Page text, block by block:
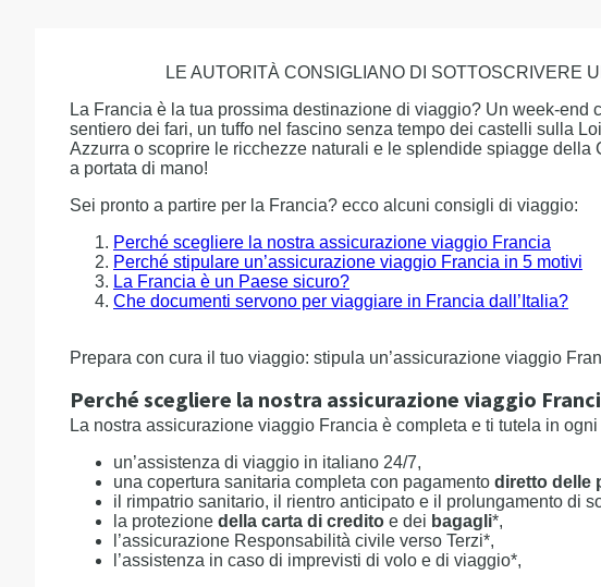
LE AUTORITÀ CONSIGLIANO DI SOTTOSCRIVERE
La Francia è la tua prossima destinazione di viaggio? Un week-end
sentiero dei fari, un tuffo nel fascino senza tempo dei castelli sulla
Azzurra o scoprire le ricchezze naturali e le splendide spiagge
a portata di mano!
Sei pronto a partire per la Francia? ecco alcuni consigli di viaggio:
Perché scegliere la nostra assicurazione viaggio Francia
Perché stipulare un’assicurazione viaggio Francia in 5 motivi
La Francia è un Paese sicuro?
Che documenti servono per viaggiare in Francia dall’Italia?
Prepara con cura il tuo viaggio: stipula un’assicurazione viaggio
Perché scegliere la nostra assicurazione viaggio
La nostra assicurazione viaggio Francia è completa e ti tutela in
un’assistenza di viaggio in italiano 24/7,
una copertura sanitaria completa con pagamento diretto delle
il rimpatrio sanitario, il rientro anticipato e il prolungamento di
la protezione della carta di credito e dei bagagli*,
l’assicurazione Responsabilità civile verso Terzi*,
l’assistenza in caso di imprevisti di volo e di viaggio*,